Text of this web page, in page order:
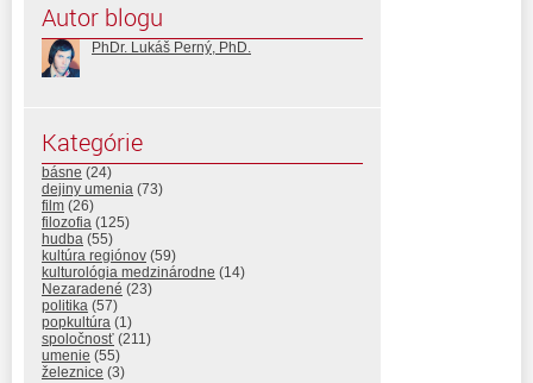
Autor blogu
PhDr. Lukáš Perný, PhD.
Kategórie
básne (24)
dejiny umenia (73)
film (26)
filozofia (125)
hudba (55)
kultúra regiónov (59)
kulturológia medzinárodne (14)
Nezaradené (23)
politika (57)
popkultúra (1)
spoločnosť (211)
umenie (55)
železnice (3)